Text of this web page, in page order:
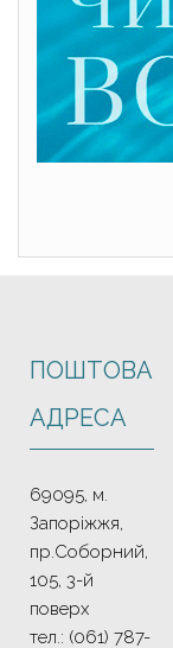
ПОШТОВА
АДРЕСА
69095, м.
Запоріжжя,
пр.Соборний,
105, 3-й
поверх
тел.: (061) 787-